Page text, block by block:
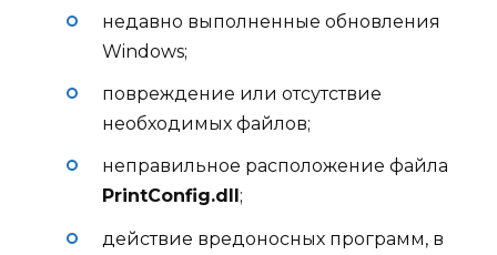
недавно выполненные обновления
Windows;
повреждение или отсутствие
необходимых файлов;
неправильное расположение файла
PrintConfig.dll ;
действие вредоносных программ, в